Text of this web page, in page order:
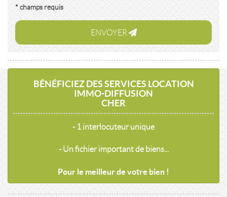
* champs requis
ENVOYER
BÉNÉFICIEZ DES SERVICES LOCATION
IMMO-DIFFUSION
CHER
- 1 interlocuteur unique
- Un fichier important de biens...
Pour le meilleur de votre bien !